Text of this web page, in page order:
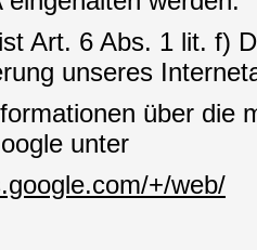
Art. 6 Abs. 1 lit. f)
unseres
über die
unter
+/web/